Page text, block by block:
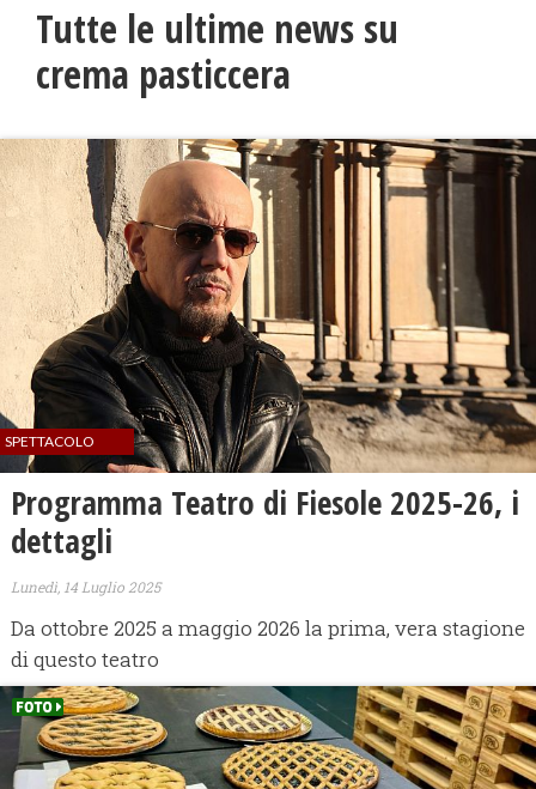
Tutte le ultime news su
crema pasticcera
SPETTACOLO
Programma Teatro di Fiesole 2025-26, i
dettagli
Lunedì, 14 Luglio 2025
Da ottobre 2025 a maggio 2026 la prima, vera stagione
di questo teatro